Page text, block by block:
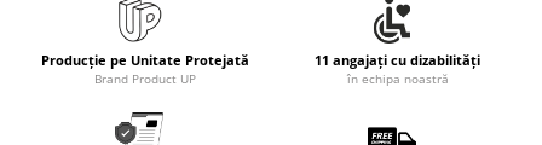
Articole pentru baie
Articole pentru bucatarie
Hartie igienica, prosoape hartie si
Producție pe Unitate Protejată
Brand Product UP
11 angajați cu dizabilități
în echipa noastră